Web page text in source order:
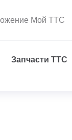
Мой ТТС
Запчасти ТТС